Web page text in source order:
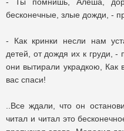
бесконечные, злые дожди, -
- Как кринки несли нам
детей, от дождя их к груди, -
они вытирали украдкою, Как
вас спаси!
..Все ждали, что он
читал и читал это